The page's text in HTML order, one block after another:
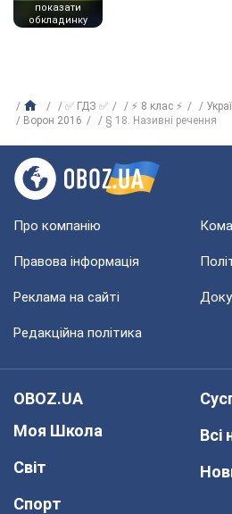
показати
обкладинку
✅ ГДЗ ✅ ⚡ 8 клас ⚡
Ворон 2016
§ 18. Називні речення
Про компанію
Правова інформація
Реклама на сайті
Редакційна політика
OBOZ.UA
Моя Школа
Світ
Спорт
Всі